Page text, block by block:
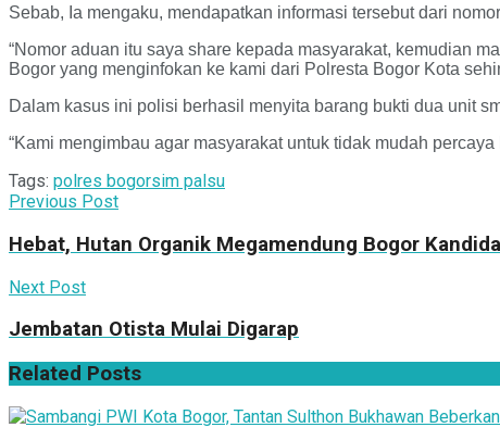
Sebab, Ia mengaku, mendapatkan informasi tersebut dari
“Nomor aduan itu saya share kepada masyarakat, kemudian
Bogor yang menginfokan ke kami dari Polresta Bogor Kota
Dalam kasus ini polisi berhasil menyita barang bukti dua unit
“Kami mengimbau agar masyarakat untuk tidak mudah
Tags: polres bogorsim palsu
Previous Post
Hebat, Hutan Organik Megamendung Bogor
Next Post
Jembatan Otista Mulai Digarap
Related Posts